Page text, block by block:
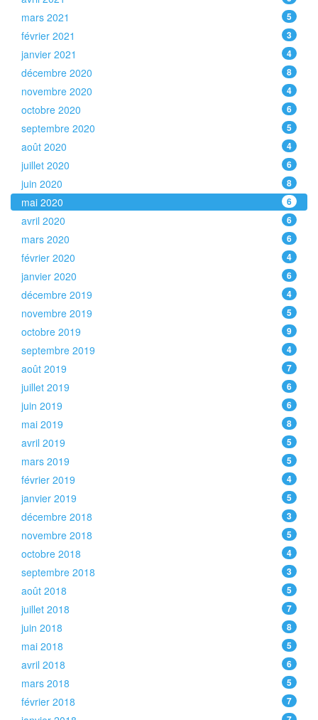
mars 2021 5
février 2021 3
janvier 2021 4
décembre 2020 8
novembre 2020 4
octobre 2020 6
septembre 2020 5
août 2020 4
juillet 2020 6
juin 2020 8
mai 2020 6
avril 2020 6
mars 2020 6
février 2020 4
janvier 2020 6
décembre 2019 4
novembre 2019 5
octobre 2019 9
septembre 2019 4
août 2019 7
juillet 2019 6
juin 2019 6
mai 2019 8
avril 2019 5
mars 2019 5
février 2019 4
janvier 2019 5
décembre 2018 3
novembre 2018 5
octobre 2018 4
septembre 2018 3
août 2018 5
juillet 2018 7
juin 2018 8
mai 2018 5
avril 2018 6
mars 2018 5
février 2018 7